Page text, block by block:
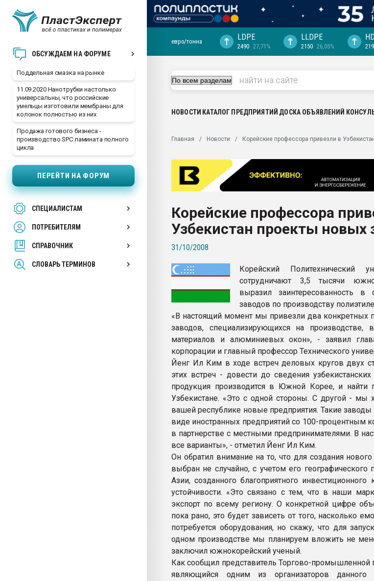
ОБСУЖДАЕМ НА ФОРУМЕ
Поддельная смазка на рынке
11.09.2020 Нанотрубки настолько
универсальны, что российские
умельцы изготовили мембраны для
колонок полностью из них
Продажа готового бизнеса -
производство SPC ламината полного
цикла
ПЕРЕЙТИ НА ФОРУМ
СПЕЦИАЛИСТАМ
ПОТРЕБИТЕЛЯМ
СПРАВОЧНИК
СЛОВАРЬ ТЕРМИНОВ
ближайшее подмосковье, с.-в.
Подмосковье, Москва
первый план в переработке
28.07.2026 "Технониколь" довольна
ситуацией на строительном рынке
Всё, что касается выдува ПЭТ
Материал поверхности пуансона для
Продам отходы Композиция
поликарбоната и АБС-пластика
Armaloy PC/ABS-1IM черный цвет
евро/тонна LDPE
2490 27,71%
LLDPE
2150 26,05%
НОВОСТИ КАТАЛОГ ПРЕДПРИЯТИЙ ДОСКА ОБЪЯВЛЕНИЙ
Главная Новости Корейские профессора привезли в
Корейские профессора
Узбекистан проекты новых
31/10/2008
Корейский Политехнический
сотрудничают 3,5 тысячи
выразил заинтересованность в
заводов по производству
«В настоящий момент мы привезли два конкретных
заводов, специализирующихся на производстве,
материалов и алюминиевых окон», - заявил
корпорации и главный профессор Технического
Йенг Ил Ким в ходе встреч деловых кругов двух
этих встреч - довести до сведения
продукция производится в Южной Корее, и найти
Узбекистане. «Это с одной стороны. С другой - мы
вашей республике новые предприятия. Такие
виде иностранных предприятий со 100-процентным
в партнерстве с местными предпринимателями. В
все варианты», - отметил Йенг Ил Ким.
Он обратил внимание на то, что для создания
выбран не случайно, с учетом его
Азии, созданного благоприятного
устойчивости. «Это связано с тем, что в наши
экспорт по всему региону. О конкретной цифре
пока рано, это будет зависеть от того, насколько
потребуется оборудования, но скажу, что для
одном производстве мы планируем вложить не
заключил южнокорейский ученый.
Как сообщил представитель Торгово-промышленной
являющийся одним из организаторов данного